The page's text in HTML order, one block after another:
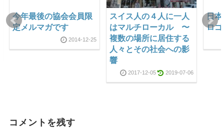
今年最後の協会会員限
定メルマガです
2014-12-25
スイス人の４人に一人
はマルチローカル 〜
複数の場所に居住する
人々とその社会への影
響
2017-12-05 2019-07-06
日
ロ
コメントを残す